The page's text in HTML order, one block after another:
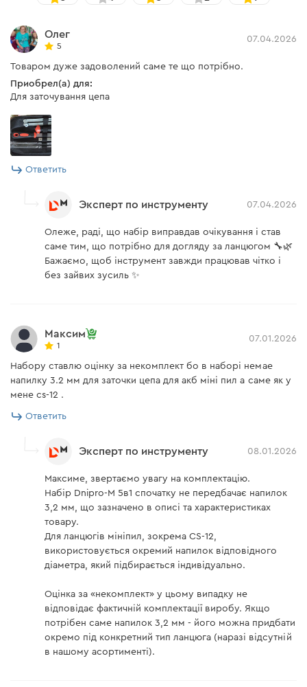
глубины на каждый зуб и сточите плоским
ограничитель глубины реза.
Олег
5
07.04.2026
Товаром дуже задоволений саме те що потрібно.
Приобрел(а) для:
Для заточування цепа
Ответить
Эксперт по инструменту 07.04.2026
Олеже, раді, що набір виправдав очікування і став
саме тим, що потрібно для догляду за ланцюгом 🔧🌿
Бажаємо, щоб інструмент завжди працював чітко і
без зайвих зусиль ✨
Максим
1
07.01.2026
Набору ставлю оцінку за некомплект бо в наборі немае
напилку 3.2 мм для заточки цепа для акб міні пил а саме як у
мене cs-12 .
Ответить
Эксперт по инструменту 08.01.2026
Максиме, звертаємо увагу на комплектацію.
Набір Dnipro-M 5в1 спочатку не передбачає напилок
3,2 мм, що зазначено в описі та характеристиках
товару.
Для ланцюгів мініпил, зокрема CS-12,
використовується окремий напилок відповідного
діаметра, який підбирається індивідуально.
Оцінка за «некомплект» у цьому випадку не
відповідає фактичній комплектації виробу. Якщо
потрібен саме напилок 3,2 мм - його можна придбати
окремо під конкретний тип ланцюга (наразі відсутній
в нашому асортименті).